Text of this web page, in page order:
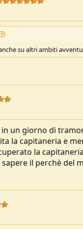
su altri ambiti
un giorno di
la capitaneria e
la
il perchè del